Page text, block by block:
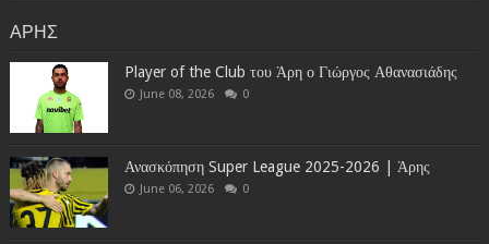
ΑΡΗΣ
Player of the Club του Άρη ο Γιώργος Αθανασιάδης
June 08, 2026 0
Ανασκόπηση Super League 2025-2026 | Άρης
June 06, 2026 0